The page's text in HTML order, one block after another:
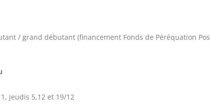
/ grand débutant (financement Fonds de Péréquation
jeudis 5,12 et 19/12